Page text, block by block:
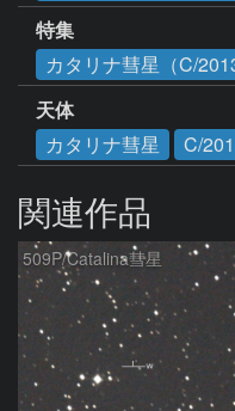
特集
カタリナ彗星（C/
天体
カタリナ彗星
C/
関連作品
509P/Catalina彗星